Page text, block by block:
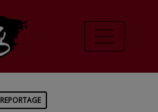
REPORTAGE